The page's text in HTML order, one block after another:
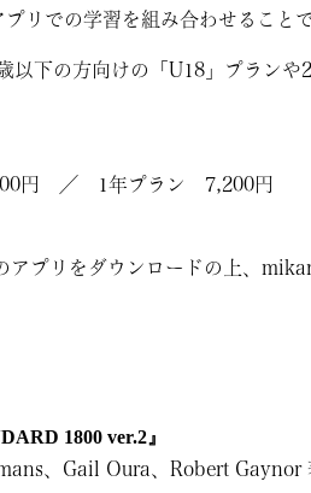
リでの学習を組み合わせること
下の方向けの「U18」プラン
円 ／ 1年プラン 7,200円
プリをダウンロードの上、
1800 ver.2』
、Gail Oura、Robert Gaynor